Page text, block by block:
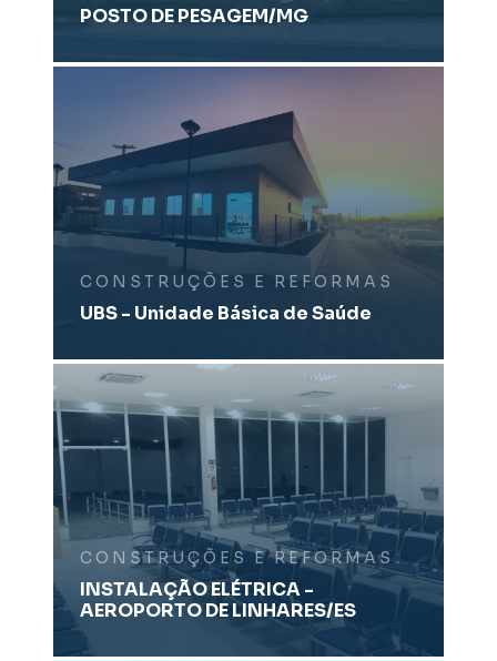
POSTO DE PESAGEM/MG
CONSTRUÇÕES E REFORMAS
UBS - Unidade Básica de Saúde
CONSTRUÇÕES E REFORMAS
INSTALAÇÃO ELÉTRICA -
AEROPORTO DE LINHARES/ES